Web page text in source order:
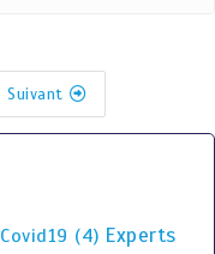
Suivant
Covid19 (4) Experts